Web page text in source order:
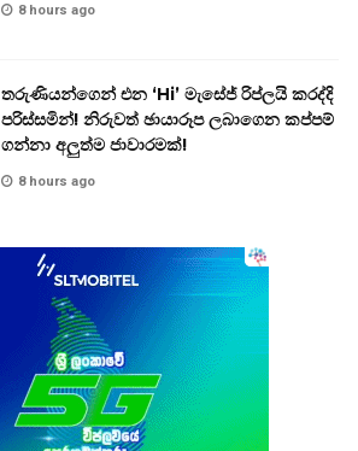
8 hours ago
තරුණියන්ගෙන් එන ‘Hi’ මැසේජ් රිප්ලයි කරද්දි
පරිස්සමින්! නිරුවත් ඡායාරූප ලබාගෙන කප්පම්
ගන්නා අලුත්ම ජාවාරමක්!
8 hours ago